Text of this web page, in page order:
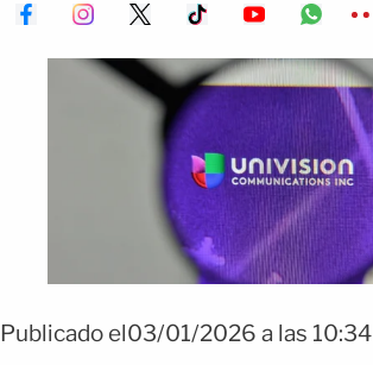
Publicado el03/01/2026 a las 10:34